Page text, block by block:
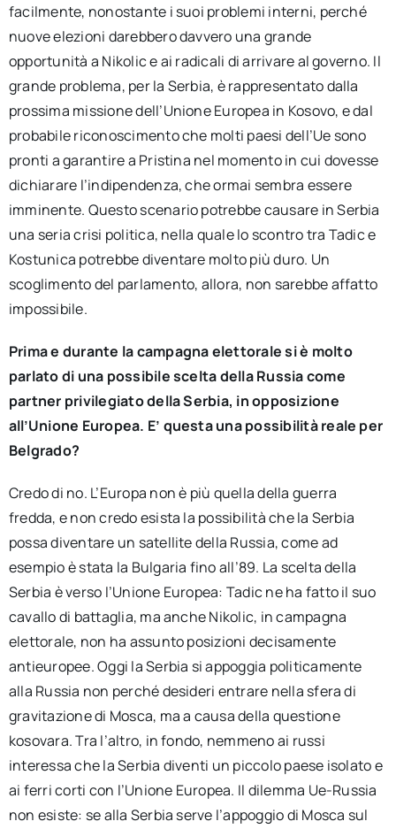
facilmente, nonostante i suoi problemi interni, perché
nuove elezioni darebbero davvero una grande
opportunità a Nikolic e ai radicali di arrivare al governo. Il
grande problema, per la Serbia, è rappresentato dalla
prossima missione dell’Unione Europea in Kosovo, e dal
probabile riconoscimento che molti paesi dell’Ue sono
pronti a garantire a Pristina nel momento in cui dovesse
dichiarare l’indipendenza, che ormai sembra essere
imminente. Questo scenario potrebbe causare in Serbia
una seria crisi politica, nella quale lo scontro tra Tadic e
Kostunica potrebbe diventare molto più duro. Un
scoglimento del parlamento, allora, non sarebbe affatto
impossibile.
Prima e durante la campagna elettorale si è molto
parlato di una possibile scelta della Russia come
partner privilegiato della Serbia, in opposizione
all’Unione Europea. E’ questa una possibilità reale per
Belgrado?
Credo di no. L’Europa non è più quella della guerra
fredda, e non credo esista la possibilità che la Serbia
possa diventare un satellite della Russia, come ad
esempio è stata la Bulgaria fino all’89. La scelta della
Serbia è verso l’Unione Europea: Tadic ne ha fatto il suo
cavallo di battaglia, ma anche Nikolic, in campagna
elettorale, non ha assunto posizioni decisamente
antieuropee. Oggi la Serbia si appoggia politicamente
alla Russia non perché desideri entrare nella sfera di
gravitazione di Mosca, ma a causa della questione
kosovara. Tra l’altro, in fondo, nemmeno ai russi
interessa che la Serbia diventi un piccolo paese isolato e
ai ferri corti con l’Unione Europea. Il dilemma Ue-Russia
non esiste: se alla Serbia serve l’appoggio di Mosca sul